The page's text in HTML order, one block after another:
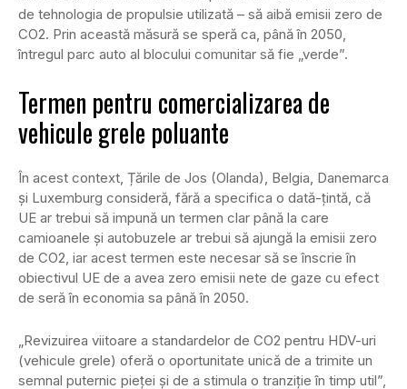
de tehnologia de propulsie utilizată – să aibă emisii zero de
CO2. Prin această măsură se speră ca, până în 2050,
întregul parc auto al blocului comunitar să fie „verde”.
Termen pentru comercializarea de
vehicule grele poluante
În acest context, Țările de Jos (Olanda), Belgia, Danemarca
și Luxemburg consideră, fără a specifica o dată-țintă, că
UE ar trebui să impună un termen clar până la care
camioanele și autobuzele ar trebui să ajungă la emisii zero
de CO2, iar acest termen este necesar să se înscrie în
obiectivul UE de a avea zero emisii nete de gaze cu efect
de seră în economia sa până în 2050.
„Revizuirea viitoare a standardelor de CO2 pentru HDV-uri
(vehicule grele) oferă o oportunitate unică de a trimite un
semnal puternic pieței și de a stimula o tranziție în timp util”,